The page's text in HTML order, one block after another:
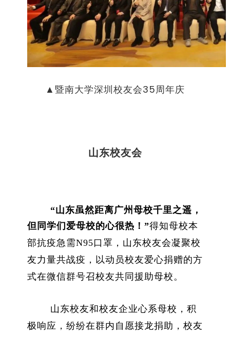
▲暨南大学深圳校友会35周年庆
山东校友会
“山东虽然距离广州母校千里之遥，
但同学们爱母校的心很热！”得知母校本
部抗疫急需N95口罩，山东校友会凝聚校
友力量共战疫，以动员校友爱心捐赠的方
式在微信群号召校友共同援助母校。
山东校友和校友企业心系母校，积
极响应，纷纷在群内自愿接龙捐助，校友